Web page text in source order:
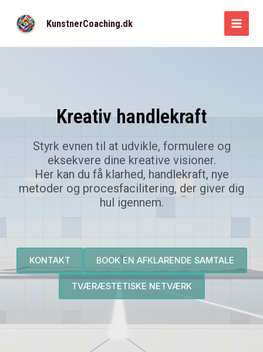
indholdet
KunstnerCoaching.dk
Kreativ handlekraft
Styrk evnen til at udvikle, formulere og
eksekvere dine kreative visioner.
Her kan du få klarhed, handlekraft, nye
metoder og procesfacilitering, der giver dig
hul igennem.
KONTAKT BOOK EN AFKLARENDE SAMTALE
TVÆRÆSTETISKE NETVÆRK